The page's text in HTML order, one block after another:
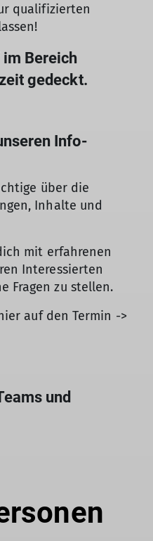
qualifizierten
im Bereich
gedeckt.
Info-
über die
Inhalte und
mit erfahrenen
Interessierten
Fragen zu stellen.
auf den Termin ->
und